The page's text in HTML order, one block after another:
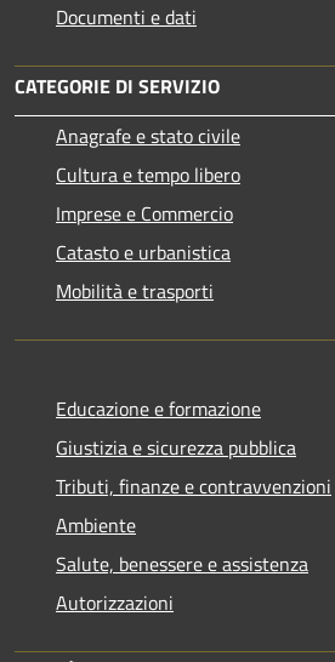
Documenti e dati
CATEGORIE DI SERVIZIO
Anagrafe e stato civile
Cultura e tempo libero
Imprese e Commercio
Catasto e urbanistica
Mobilità e trasporti
Educazione e formazione
Giustizia e sicurezza pubblica
Tributi, finanze e contravvenzioni
Ambiente
Salute, benessere e assistenza
Autorizzazioni